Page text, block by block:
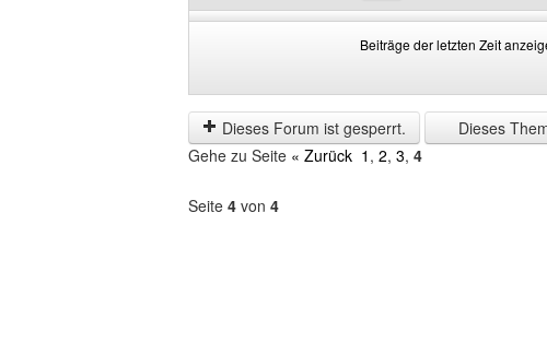
Beiträge der letzten Zeit
der
letzten
Zeit
anzeigen
by
Dieses Forum ist gesperrt.
Dieses
Gehe zu Seite « Zurück 1 , 2, 3, 4
Seite 4 von 4